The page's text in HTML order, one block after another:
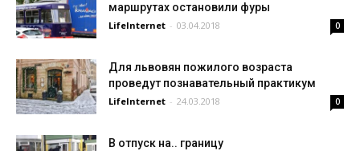
маршрутах остановили фуры
LifeInternet - 03.04.2018 0
Для львовян пожилого возраста
проведут познавательный практикум
LifeInternet - 24.03.2018 0
В отпуск на.. границу